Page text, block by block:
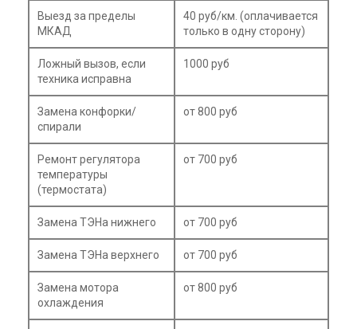
Выезд за пределы
МКАД
40 руб/км. (оплачивается
только в одну сторону)
Ложный вызов, если
техника исправна
1000 руб
Замена конфорки/
спирали
от 800 руб
Ремонт регулятора
температуры
(термостата)
от 700 руб
Замена ТЭНа нижнего от 700 руб
Замена ТЭНа верхнего от 700 руб
Замена мотора
охлаждения
от 800 руб